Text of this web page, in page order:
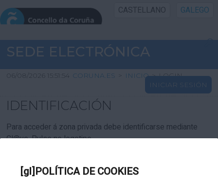
[gl]POLÍTICA DE COOKIES
CASTELLANO GALEGO
INICIO SEDE
INICIO
INFORMACIÓN PÚBLICA
CARTAFOL CIDADÁN
SEDE ELECTRÓNICA
06/08/2026 15:51:54 CORUNA.ES > INICIO > LOGIN
INICIAR SESIÓN
IDENTIFICACIÓN
Para acceder á zona privada debe identificarse mediante
Cl@ve. Pulse no logotipo